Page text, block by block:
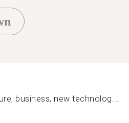
business, new technolog...